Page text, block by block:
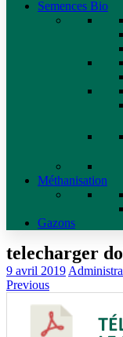
Semences Bio
Méthanisation
Gazons
telecharger
9 avril 2019
Previous